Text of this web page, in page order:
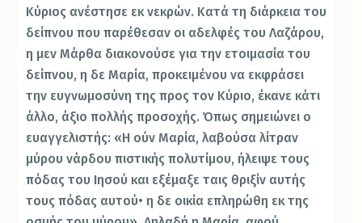
Κύριος ανέστησε εκ νεκρών. Κατά τη διάρκεια του
δείπνου που παρέθεσαν οι αδελφές του Λαζάρου,
η μεν Μάρθα διακονούσε για την ετοιμασία του
δείπνου, η δε Μαρία, προκειμένου να εκφράσει
την ευγνωμοσύνη της προς τον Κύριο, έκανε κάτι
άλλο, άξιο πολλής προσοχής. Όπως σημειώνει ο
ευαγγελιστής: «Η ούν Μαρία, λαβούσα λίτραν
μύρου νάρδου πιστικής πολυτίμου, ήλειψε τους
πόδας του Ιησού και εξέμαξε ταις θριξίν αυτής
τους πόδας αυτού• η δε οικία επληρώθη εκ της